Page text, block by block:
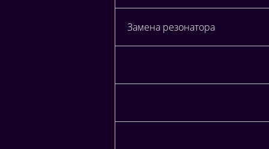
Замена резонатора